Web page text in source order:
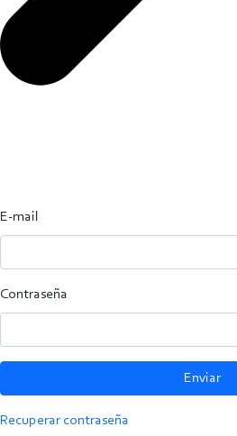
E-mail
Contraseña
Enviar
Recuperar contraseña